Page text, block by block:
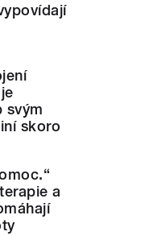
svým
skoro
a